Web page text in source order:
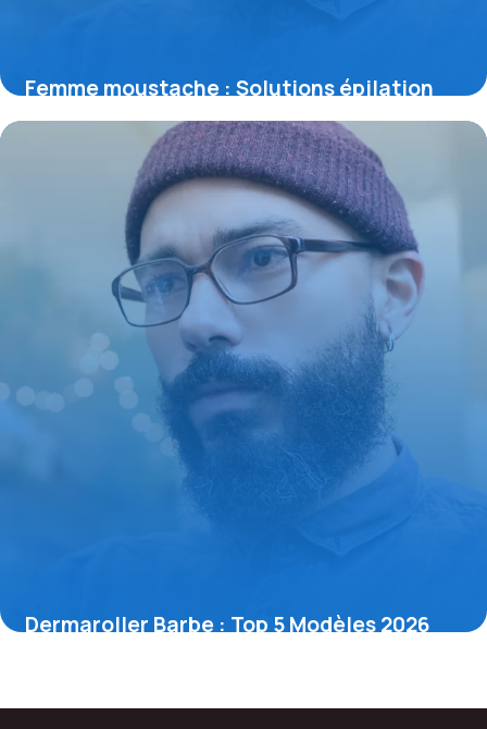
Femme moustache : Solutions épilation
définitive
11 décembre 2025
Dermaroller Barbe : Top 5 Modèles 2026